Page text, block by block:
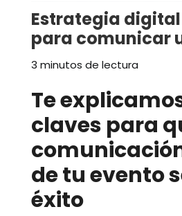
Estrategia
para comunicar
3 minutos de lectura
Te
claves para
de tu evento
éxito